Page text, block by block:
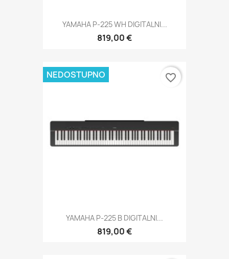
YAMAHA P-225 WH DIGITALNI...
819,00 €
YAMAHA P-225 B DIGITALNI...
819,00 €
NEDOSTUPNO favorite_border